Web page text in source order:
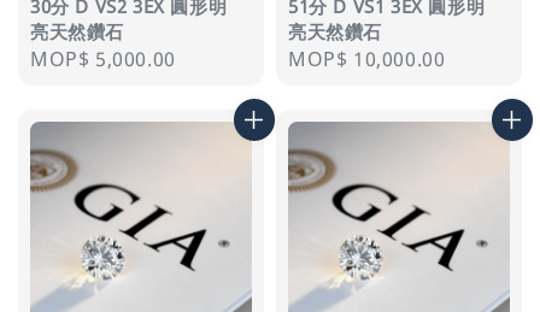
30分 D VS2 3EX 圓形明
亮天然鑽石
Regular
MOP$ 5,000.00
51分 D VS1 3EX 圓形明
亮天然鑽石
Regular
MOP$ 10,000.00